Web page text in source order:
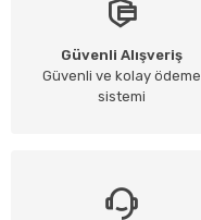
Güvenli Alışveriş
Güvenli ve kolay ödeme
sistemi